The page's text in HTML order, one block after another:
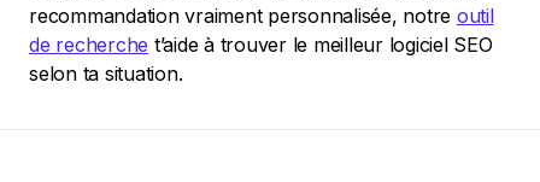
recommandation vraiment personnalisée, notre outil
de recherche t’aide à trouver le meilleur logiciel SEO
selon ta situation.